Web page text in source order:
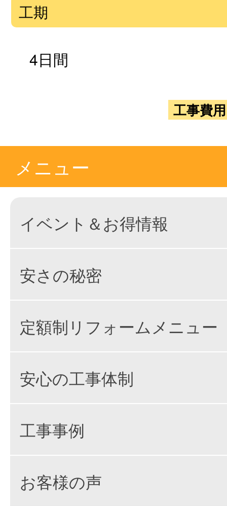
工期
4日間
工事費用
メニュー
イベント＆お得情報
安さの秘密
定額制リフォームメニュー
安心の工事体制
工事事例
お客様の声